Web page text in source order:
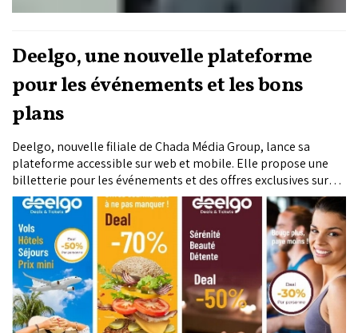
Deelgo, une nouvelle plateforme
pour les événements et les bons
plans
Deelgo, nouvelle filiale de Chada Média Group, lance sa
plateforme accessible sur web et mobile. Elle propose une
billetterie pour les événements et des offres exclusives sur
divers services.